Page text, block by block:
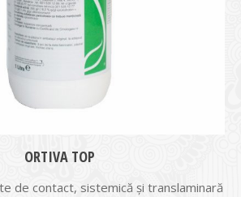
ORTIVA TOP
de contact, sistemică şi translaminară